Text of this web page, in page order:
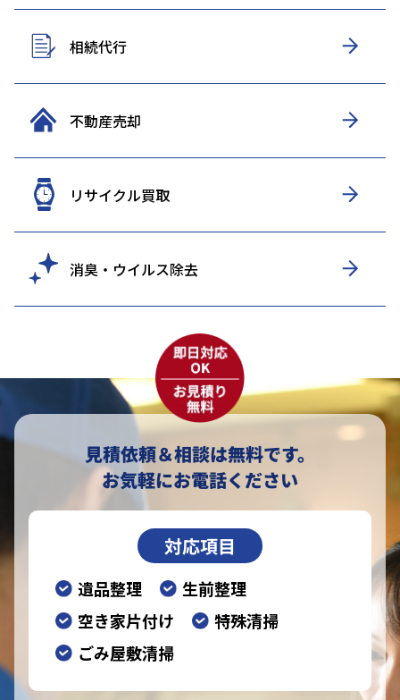
相続代行
不動産売却
リサイクル買取
消臭・ウイルス除去
見積依頼＆相談は無料です。
お気軽にお電話ください
対応項目
遺品整理
生前整理
空き家片付け
特殊清掃
ごみ屋敷清掃